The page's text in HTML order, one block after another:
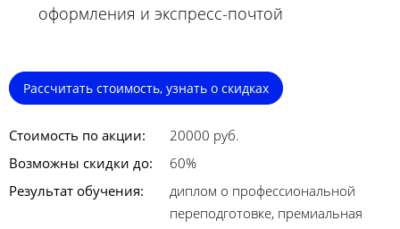
оформления и экспресс-почтой
Рассчитать стоимость, узнать о скидках
Стоимость по акции:
20000 руб.
Возможны скидки до:
60%
Результат обучения:
диплом о профессиональной
переподготовке, премиальная